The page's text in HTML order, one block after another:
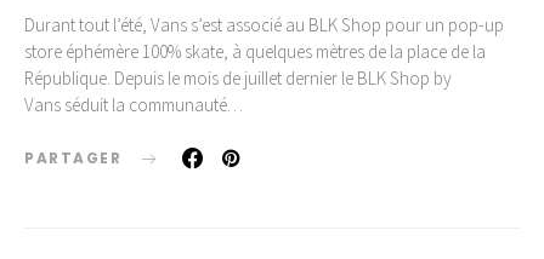
Durant tout l’été, Vans s’est associé au BLK Shop pour un pop-up
store éphémère 100% skate, à quelques mètres de la place de la
République. Depuis le mois de juillet dernier le BLK Shop by
Vans séduit la communauté…
PARTAGER